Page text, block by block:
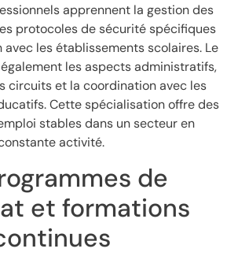
apprennent la gestion des
protocoles de sécurité spécifiques
les établissements scolaires. Le
les aspects administratifs,
circuits et la coordination avec les
Cette spécialisation offre des
stables dans un secteur en
activité.
de
et formations